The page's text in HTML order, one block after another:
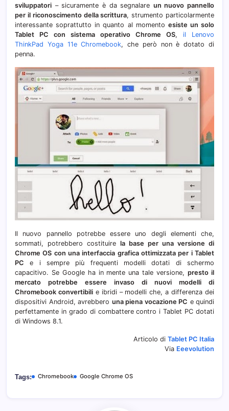
sviluppatori – sicuramente è da segnalare un nuovo pannello
per il riconoscimento della scrittura, strumento particolarmente
interessante soprattutto in quanto al momento esiste un solo
Tablet PC con sistema operativo Chrome OS, il Lenovo
ThinkPad Yoga 11e Chromebook, che però non è dotato di
penna.
Il nuovo pannello potrebbe essere uno degli elementi che,
sommati, potrebbero costituire la base per una versione di
Chrome OS con una interfaccia grafica ottimizzata per i Tablet
PC e i sempre più frequenti modelli dotati di schermo
capacitivo. Se Google ha in mente una tale versione,presto il
mercato potrebbe essere invaso di nuovi modelli di
Chromebook convertibilie ibridi – modelli che, a differenza dei
dispositivi Android, avrebbero una piena vocazione PC e quindi
perfettamente in grado di combattere contro i Tablet PC dotati
di Windows 8.1.
Articolo di Tablet PC Italia
Via Eeevolution
Tags: Chromebook Google Chrome OS